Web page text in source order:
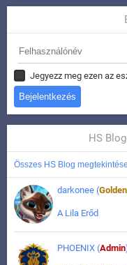
Jegyezz meg ezen az
HS
Összes HS Blog megtekintése
darkonee (Golden
A Lila Erőd
PHOENIX (Admin